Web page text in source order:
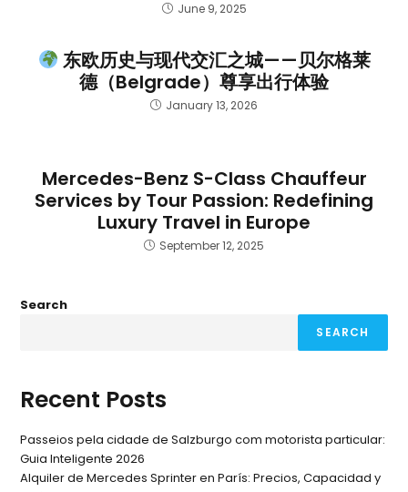
June 9, 2025
东欧历史与现代交汇之城——贝尔格莱
德（Belgrade）尊享出行体验
January 13, 2026
Mercedes-Benz S-Class Chauffeur
Services by Tour Passion: Redefining
Luxury Travel in Europe
September 12, 2025
Search
SEARCH
Recent Posts
Passeios pela cidade de Salzburgo com motorista particular:
Guia Inteligente 2026
Alquiler de Mercedes Sprinter en París: Precios, Capacidad y